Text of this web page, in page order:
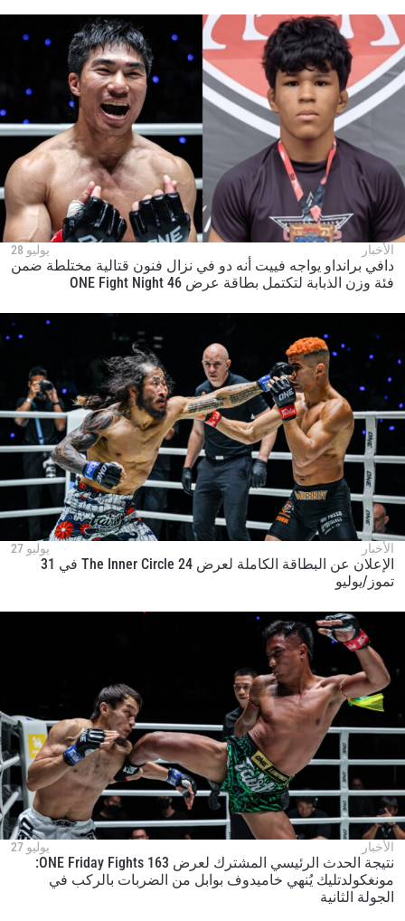
الأخبار يوليو 28
دافي برانداو يواجه فييت أنه دو في نزال فنون قتالية مختلطة ضمن
فئة وزن الذبابة لتكتمل بطاقة عرض ONE Fight Night 46
الأخبار يوليو 27
الإعلان عن البطاقة الكاملة لعرض The Inner Circle 24 في 31
تموز/يوليو
الأخبار يوليو 27
نتيجة الحدث الرئيسي المشترك لعرض ONE Friday Fights 163:
مونغكولدتليك يُنهي خاميدوف بوابل من الضربات بالركب في
الجولة الثانية